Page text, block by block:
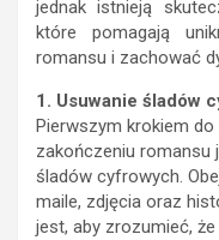
jednak istnieją
które pomagają
romansu i zachować
1. Usuwanie śladów
Pierwszym krokiem
zakończeniu romansu
śladów cyfrowych.
maile, zdjęcia oraz
jest, aby zrozumieć,